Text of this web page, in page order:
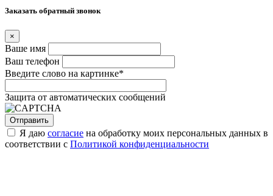
Заказать обратный звонок
×
Ваше имя
Ваш телефон
Введите слово на картинке*
Защита от автоматических сообщений
Я даю согласие на обработку моих персональных данных в
соответствии с Политикой конфиденциальности